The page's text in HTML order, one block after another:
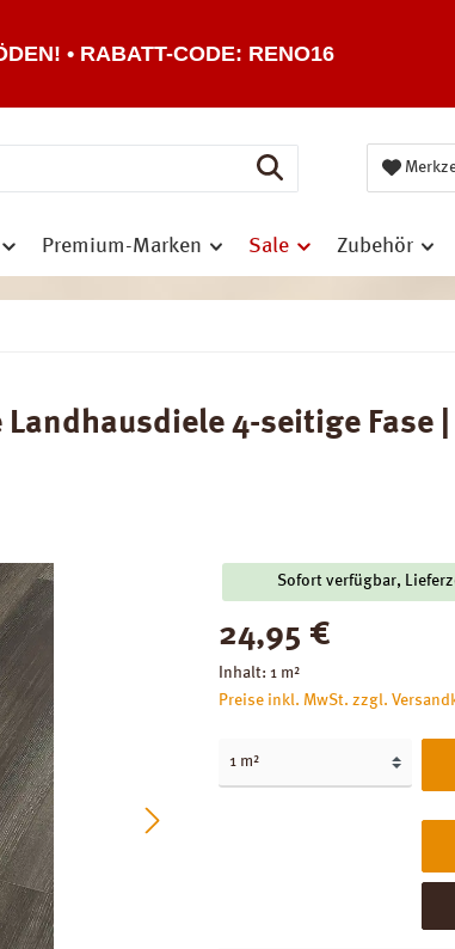
• RABATT-CODE: RENO16
Premium-Marken Sale Zubehör
4-seitige Fase
Sofort verfügbar,
Regulärer Preis:
24,95 €
Inhalt: 1 m²
Preise inkl. MwSt. zzgl.